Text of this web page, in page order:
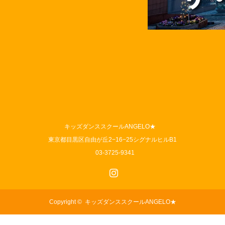
キッズダンススクールANGELO★
東京都目黒区自由が丘2−16−25シグナルヒルB1
03-3725-9341
Copyright © キッズダンススクールANGELO★